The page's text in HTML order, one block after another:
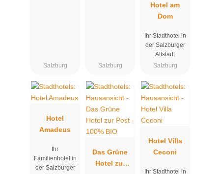
Salzburg Salzburg
Hotel am
Dom
Ihr Stadthotel in
der Salzburger
Altstadt
Salzburg
Hotel
Amadeus
Ihr
Familienhotel in
der Salzburger
Das Grüne
Hotel zur
Hotel Villa
Ceconi
Ihr Stadthotel in